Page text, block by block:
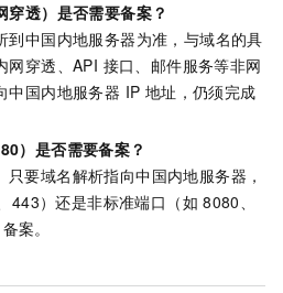
穿透）是否需要备案？
到中国内地服务器为准，与域名的具
网穿透、API 接口、邮件服务等非网
中国内地服务器 IP 地址，仍须完成
）是否需要备案？
要域名解析指向中国内地服务器，
443）还是非标准端口（如 8080、
备案。